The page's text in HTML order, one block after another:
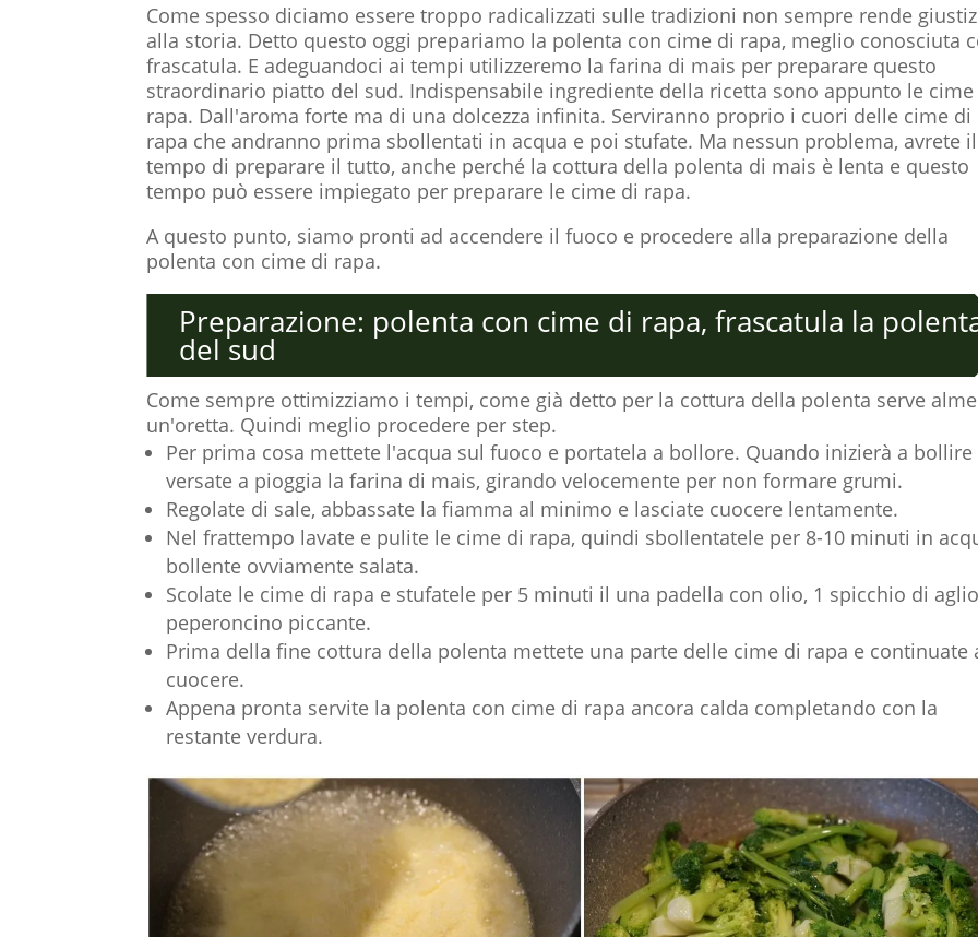
Come spesso diciamo essere troppo radicalizzati sulle tradizioni non sempre rende
alla storia. Detto questo oggi prepariamo la polenta con cime di rapa, meglio conosciuta
frascatula. E adeguandoci ai tempi utilizzeremo la farina di mais per preparare questo
straordinario piatto del sud. Indispensabile ingrediente della ricetta sono appunto le cime
rapa. Dall'aroma forte ma di una dolcezza infinita. Serviranno proprio i cuori delle cime di
rapa che andranno prima sbollentati in acqua e poi stufate. Ma nessun problema, avrete il
tempo di preparare il tutto, anche perché la cottura della polenta di mais è lenta e questo
tempo può essere impiegato per preparare le cime di rapa.
A questo punto, siamo pronti ad accendere il fuoco e procedere alla preparazione della
polenta con cime di rapa.
Preparazione: polenta con cime di rapa, frascatula la
del sud
Come sempre ottimizziamo i tempi, come già detto per la cottura della polenta serve
un'oretta. Quindi meglio procedere per step.
Per prima cosa mettete l'acqua sul fuoco e portatela a bollore. Quando inizierà a bollire
versate a pioggia la farina di mais, girando velocemente per non formare grumi.
Regolate di sale, abbassate la fiamma al minimo e lasciate cuocere lentamente.
Nel frattempo lavate e pulite le cime di rapa, quindi sbollentatele per 8-10 minuti in
bollente ovviamente salata.
Scolate le cime di rapa e stufatele per 5 minuti il una padella con olio, 1 spicchio di
peperoncino piccante.
Prima della fine cottura della polenta mettete una parte delle cime di rapa e continuate
cuocere.
Appena pronta servite la polenta con cime di rapa ancora calda completando con la
restante verdura.